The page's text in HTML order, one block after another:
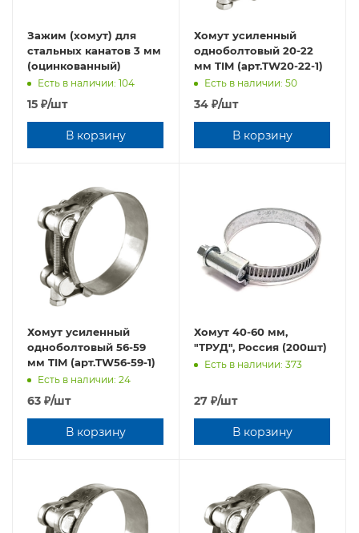
Зажим (хомут) для
стальных канатов 3 мм
(оцинкованный)
Есть в наличии: 104
15 ₽/шт
В корзину
Хомут усиленный
oднoбoлтовый 20-22
мм TIM (арт.TW20-22-1)
Есть в наличии: 50
34 ₽/шт
В корзину
Хомут усиленный
oднoбoлтовый 56-59
мм TIM (арт.TW56-59-1)
Есть в наличии: 24
63 ₽/шт
В корзину
Хомут 40-60 мм,
"ТРУД", Россия (200шт)
Есть в наличии: 373
27 ₽/шт
В корзину